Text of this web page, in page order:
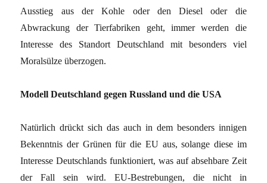
Ausstieg aus der Kohle oder den Diesel oder die
Abwrackung der Tierfabriken geht, immer werden die
Interesse des Standort Deutschland mit besonders viel
Moralsülze überzogen.
Modell Deutschland gegen Russland und die USA
Natürlich drückt sich das auch in dem besonders innigen
Bekenntnis der Grünen für die EU aus, solange diese im
Interesse Deutschlands funktioniert, was auf absehbare Zeit
der Fall sein wird. EU-Bestrebungen, die nicht in